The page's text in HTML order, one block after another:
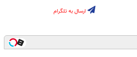
ارسال به تلگرام